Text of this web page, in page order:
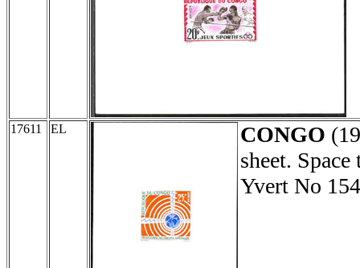
17611 EL CONGO
sheet.
Yvert No